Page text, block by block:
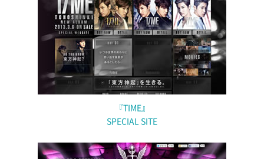
『TIME』
SPECIAL SITE